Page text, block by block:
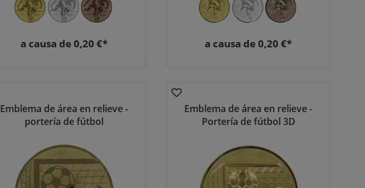
a causa de 0,20 €* a causa de 0,20 €*
Emblema de área en relieve -
portería de fútbol
Emblema de área en relieve -
Portería de fútbol 3D